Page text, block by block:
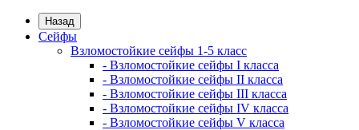
Назад
Сейфы
Взломостойкие сейфы 1-5 класс
- Взломостойкие сейфы I класса
- Взломостойкие сейфы II класса
- Взломостойкие сейфы III класса
- Взломостойкие сейфы IV класса
- Взломостойкие сейфы V класса